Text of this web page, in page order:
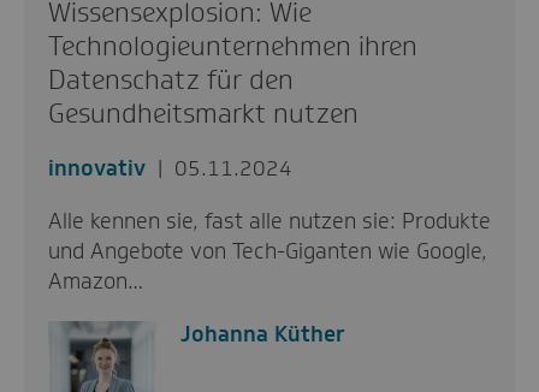
Wissensexplosion: Wie
Technologieunternehmen ihren
Datenschatz für den
Gesundheitsmarkt nutzen
innovativ
05.11.2024
Alle kennen sie, fast alle nutzen sie: Produkte
und Angebote von Tech-Giganten wie Google,
Amazon…
Johanna Küther